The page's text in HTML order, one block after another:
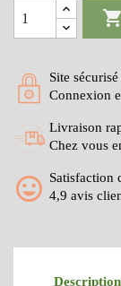

Site sécurisé
Connexion
Livraison
Chez vous
Satisfaction
4,9 avis
Description